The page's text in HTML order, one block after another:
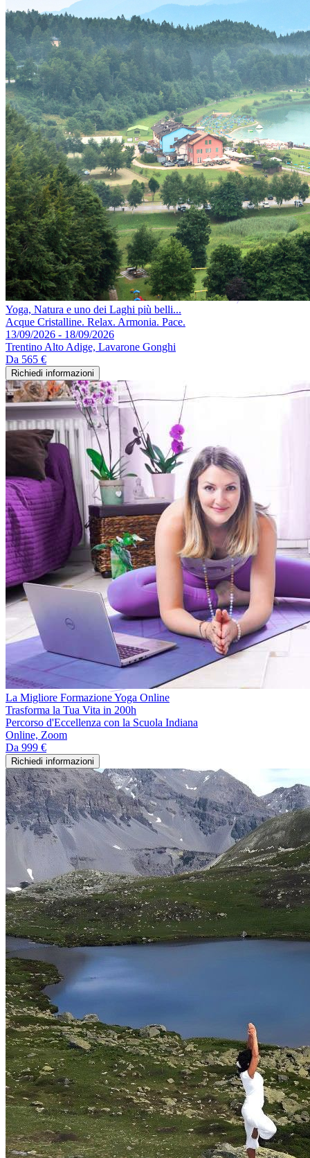
Yoga, Natura e uno dei Laghi più belli...
Acque Cristalline. Relax. Armonia. Pace.
13/09/2026 - 18/09/2026
Trentino Alto Adige, Lavarone Gonghi
Da 565 €
Richiedi informazioni
La Migliore Formazione Yoga Online
Trasforma la Tua Vita in 200h
Percorso d'Eccellenza con la Scuola Indiana
Online, Zoom
Da 999 €
Richiedi informazioni